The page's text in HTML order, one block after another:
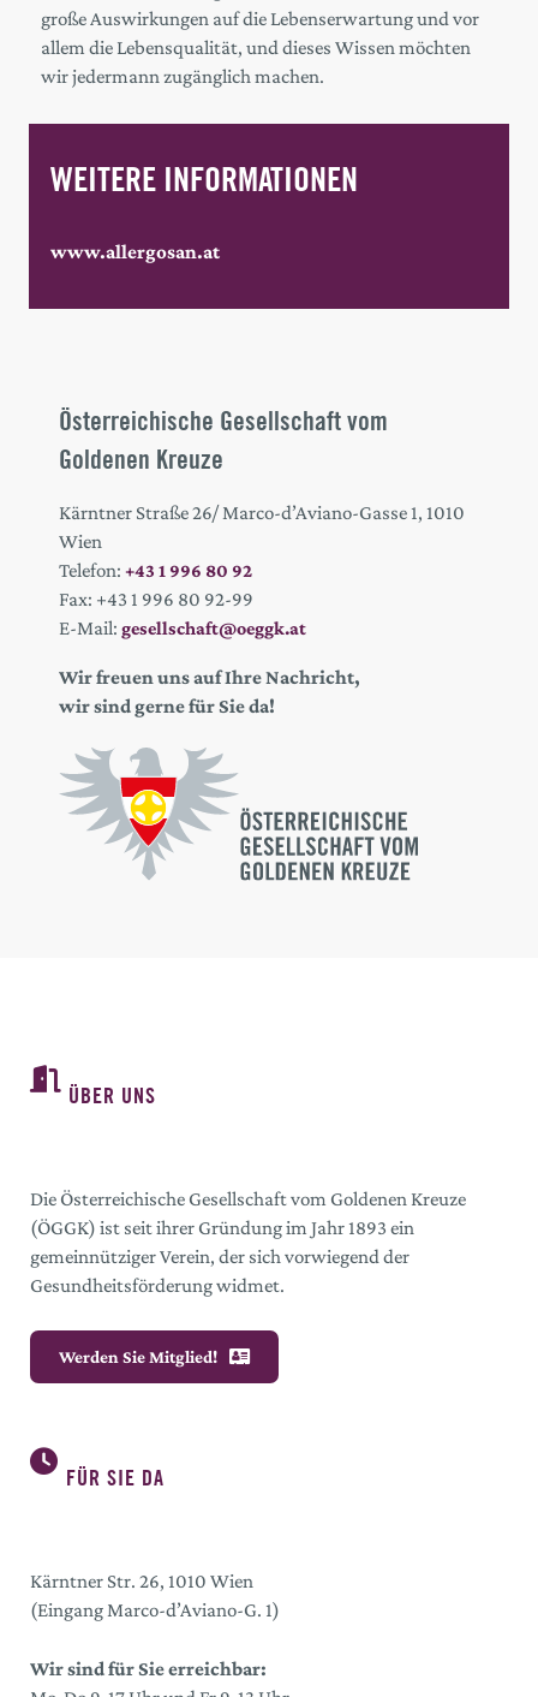
große Auswirkungen auf die Lebenserwartung und vor
allem die Lebensqualität, und dieses Wissen möchten
wir jedermann zugänglich machen.
WEITERE INFORMATIONEN
www.allergosan.at
Österreichische Gesellschaft vom
Goldenen Kreuze
Kärntner Straße 26/ Marco-d’Aviano-Gasse 1, 1010
Wien
Telefon: +43 1 996 80 92
Fax: +43 1 996 80 92-99
E-Mail: gesellschaft@oeggk.at
Wir freuen uns auf Ihre Nachricht,
wir sind gerne für Sie da!
ÜBER UNS
Die Österreichische Gesellschaft vom Goldenen Kreuze
(ÖGGK) ist seit ihrer Gründung im Jahr 1893 ein
gemeinnütziger Verein, der sich vorwiegend der
Gesundheitsförderung widmet.
Werden Sie Mitglied!
FÜR SIE DA
Kärntner Str. 26, 1010 Wien
(Eingang Marco-d’Aviano-G. 1)
Wir sind für Sie erreichbar: